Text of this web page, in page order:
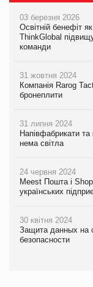
03 березня 2026
Освітній бенефіт
ThinkGlobal
команди
31 жовтня 2024
Компанія Rarog
бронеплити
31 липня 2024
Напівфабрикати та
нема світла
24 червня 2024
Meest Пошта і
українських
30 квітня 2024
Защита данных на
безопасности